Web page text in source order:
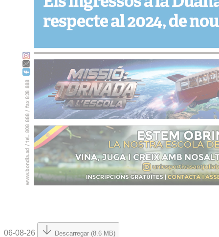
06-08-26 Descarregar (8.6 MB)